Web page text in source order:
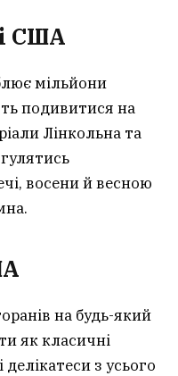
США
мільйони
подивитися на
Лінкольна та
восени й весною
на будь-який
як класичні
делікатеси з усього